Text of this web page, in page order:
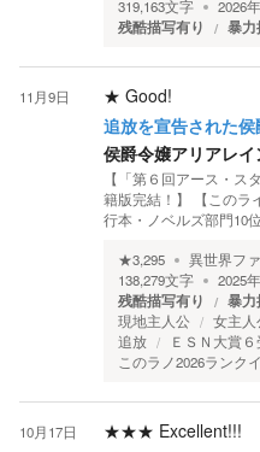
319,163文字 2026
残酷描写有り 暴力
11月9日 ★ Good!
追放を宣告された侯
侯爵令嬢アリアレ
【「第６回アース・ス
籍版完結！】 【この
行本・ノベルズ部門10
★3,295 異世界フ
138,279文字 2025
残酷描写有り 暴力
現地主人公 女主人
追放
ＥＳＮ大賞
このラノ2026ランク
10月17日 ★★★ Excellent!!!